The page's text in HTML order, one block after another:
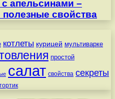
апельсинами –
свойства
котлеты курицей мультиварке
простой
салат свойства секреты